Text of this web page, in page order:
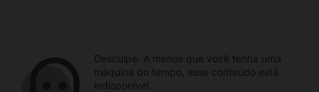
Desculpe. A menos que você tenha uma
máquina do tempo, esse conteúdo está
indisponível.